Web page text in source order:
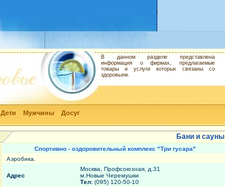
Дети Мужчины Досуг
В данном разделе представлена
информация о фирмах, предлагаемые
товары и услуги которых связаны со
здоровьем.
Бани и сауны
Спортивно - оздоровительный комплекс "Три гусара"
Аэробика.
Адрес
Москва, Профсоюзная, д.31
м.Новые Черемушки
Тел: (095) 120-50-10